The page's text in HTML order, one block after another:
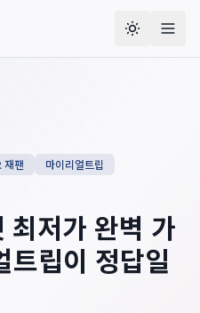
재팬
마이리얼트립
저가 완벽 가
트립이 정답일